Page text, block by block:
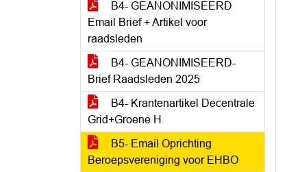
B4- GEANONIMISEERD
Email Brief + Artikel voor
raadsleden
B4- GEANONIMISEERD-
Brief Raadsleden 2025
B4- Krantenartikel Decentrale
Grid+Groene H
B5- Email Oprichting
Beroepsvereniging voor EHBO